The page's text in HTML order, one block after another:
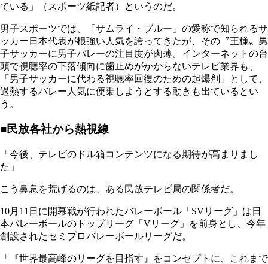
ている」（スポーツ紙記者）というのだ。
男子スポーツでは、「サムライ・ブルー」の愛称で知られるサ
ッカー日本代表が根強い人気を誇ってきたが、その〝王様〟男
子サッカーに男子バレーの注目度が肉薄。インターネットの台
頭で視聴率の下落傾向に歯止めがかからないテレビ業界も、
「男子サッカーに代わる視聴率回復のための起爆剤」として、
過熱するバレー人気に便乗しようとする動きも出ているとい
う。
■民放各社から熱視線
「今後、テレビのドル箱コンテンツになる期待が高まりまし
た」
こう鼻息を荒げるのは、ある民放テレビ局の関係者だ。
10月11日に開幕戦が行われたバレーボール「SVリーグ」は日
本バレーボールのトップリーグ「Vリーグ」を前身とし、今年
創設されたセミプロバレーボールリーグだ。
「『世界最高峰のリーグを目指す』をコンセプトに、これまで